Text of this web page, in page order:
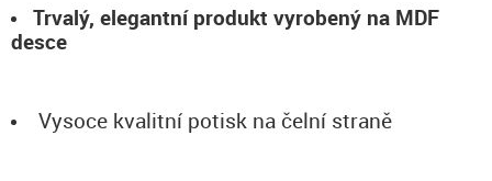
Trvalý, elegantní produkt vyrobený na MDF
desce
Vysoce kvalitní potisk na čelní straně